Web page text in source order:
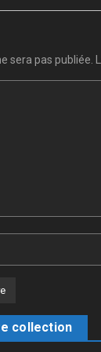
sera pas publiée.
collection